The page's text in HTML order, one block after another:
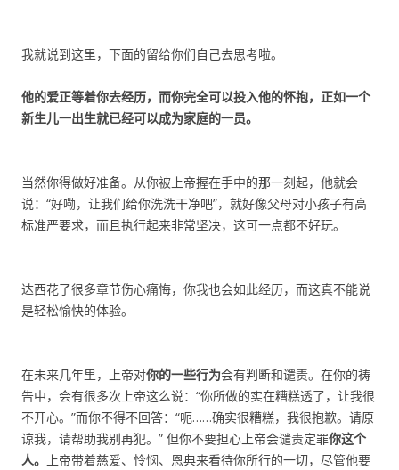
我就说到这里，下面的留给你们自己去思考啦。
他的爱正等着你去经历，而你完全可以投入他的怀抱，正如一个
新生儿一出生就已经可以成为家庭的一员。
当然你得做好准备。从你被上帝握在手中的那一刻起，他就会
说：“好嘞，让我们给你洗洗干净吧”，就好像父母对小孩子有高
标准严要求，而且执行起来非常坚决，这可一点都不好玩。
达西花了很多章节伤心痛悔，你我也会如此经历，而这真不能说
是轻松愉快的体验。
在未来几年里，上帝对你的一些行为会有判断和谴责。在你的祷
告中，会有很多次上帝这么说：“你所做的实在糟糕透了，让我很
不开心。”而你不得不回答：“呃……确实很糟糕，我很抱歉。请原
谅我，请帮助我别再犯。” 但你不要担心上帝会谴责定罪你这个
人。
上帝带着慈爱、怜悯、恩典来看待你所行的一切，尽管他要